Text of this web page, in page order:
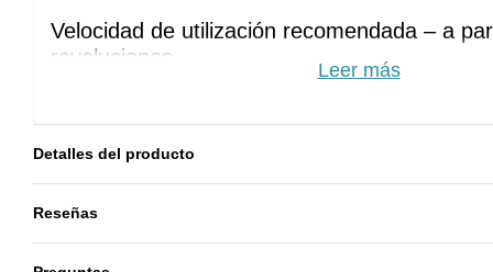
Velocidad de utilización recomendada – a
revoluciones.
Diámetro
: 11 mm
Longitud del cabezal: 18.5 mm
Leer más
Detalles del producto
Reseñas